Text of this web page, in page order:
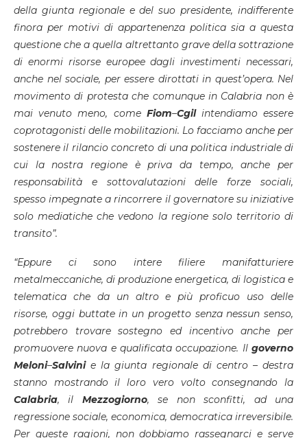
della giunta regionale e del suo presidente, indifferente
finora per motivi di appartenenza politica sia a questa
questione che a quella altrettanto grave della sottrazione
di enormi risorse europee dagli investimenti necessari,
anche nel sociale, per essere dirottati in quest’opera. Nel
movimento di protesta che comunque in Calabria non è
mai venuto meno, come Fiom–Cgilintendiamo essere
coprotagonisti delle mobilitazioni. Lo facciamo anche per
sostenere il rilancio concreto di una politica industriale di
cui la nostra regione è priva da tempo, anche per
responsabilità e sottovalutazioni delle forze sociali,
spesso impegnate a rincorrere il governatore su iniziative
solo mediatiche che vedono la regione solo territorio di
transito”.
“Eppure ci sono intere filiere manifatturiere
metalmeccaniche, di produzione energetica, di logistica e
telematica che da un altro e più proficuo uso delle
risorse, oggi buttate in un progetto senza nessun senso,
potrebbero trovare sostegno ed incentivo anche per
promuovere nuova e qualificata occupazione. Il governo
Meloni–Salvinie la giunta regionale di centro – destra
stanno mostrando il loro vero volto consegnando la
Calabria, il Mezzogiorno, se non sconfitti, ad una
regressione sociale, economica, democratica irreversibile.
Per queste ragioni, non dobbiamo rassegnarci e serve